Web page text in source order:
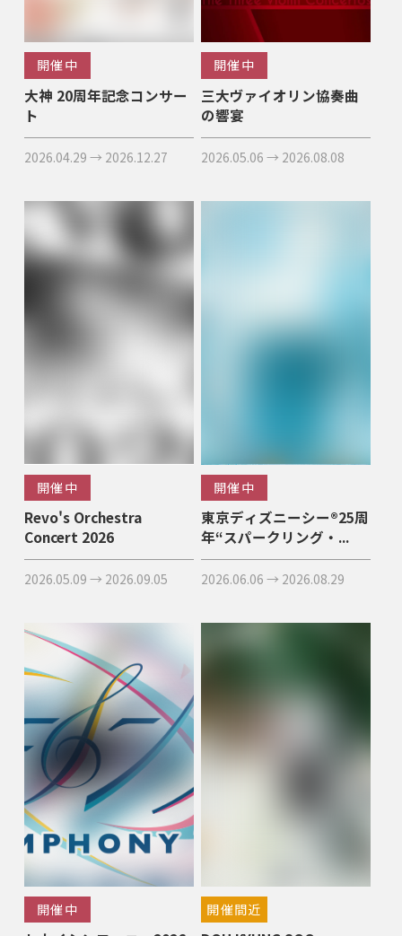
開催中
大神 20周年記念コンサー
ト
2026.04.29 → 2026.12.27
開催中
三大ヴァイオリン協奏曲
の響宴
2026.05.06 → 2026.08.08
開催中
Revo's Orchestra
Concert 2026
2026.05.09 → 2026.09.05
開催中
東京ディズニーシー®25周
年“スパークリング・...
2026.06.06 → 2026.08.29
開催中 開催間近